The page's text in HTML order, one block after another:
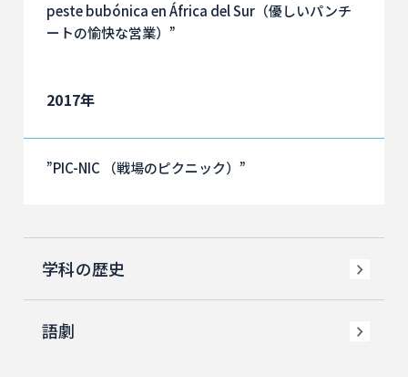
peste bubónica en África del Sur（優しいパンチ
ートの愉快な営業）”
2017年
”PIC-NIC （戦場のピクニック）”
学科の歴史
語劇